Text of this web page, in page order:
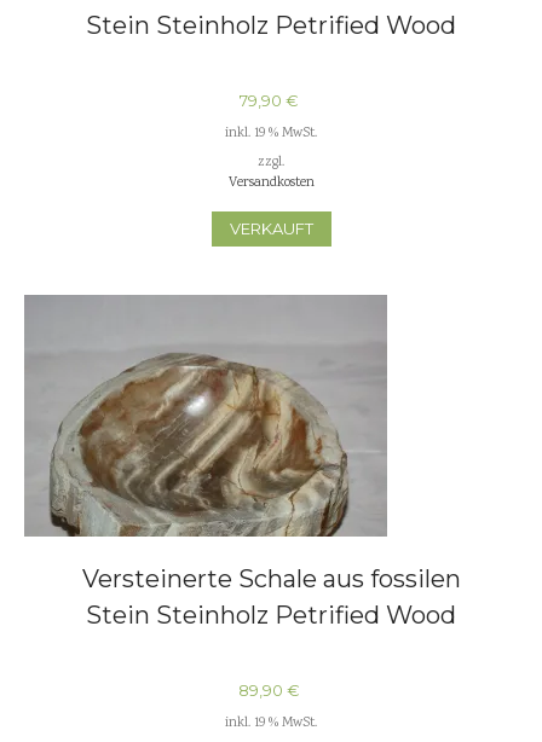
Stein Steinholz Petrified Wood
79,90 €
inkl. 19 % MwSt.
zzgl.
Versandkosten
VERKAUFT
Versteinerte Schale aus fossilen
Stein Steinholz Petrified Wood
89,90 €
inkl. 19 % MwSt.